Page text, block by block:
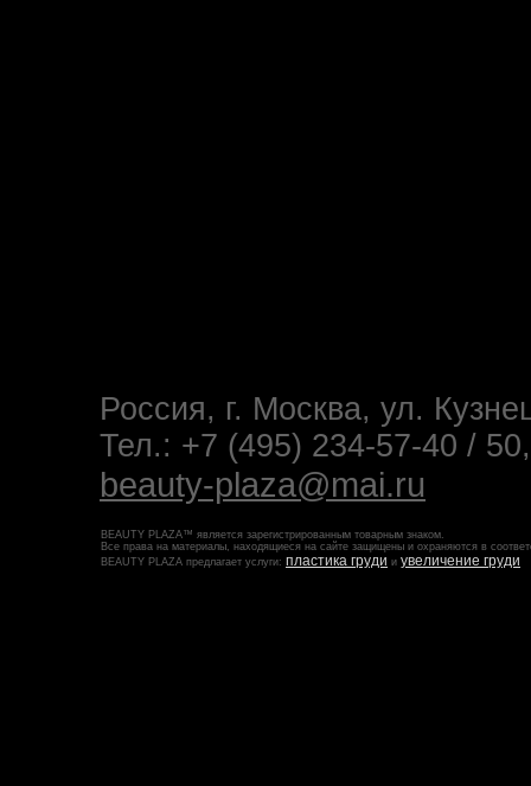
Россия, г. Москва, ул.
Тел.: +7 (495) 234-57-40 /
beauty-plaza@mai.ru
BEAUTY PLAZA™ является зарегистрированным товарным знаком.
Все права на материалы, находящиеся на сайте защищены и охраняются в
BEAUTY PLAZA предлагает услуги: пластика груди и увеличение груди